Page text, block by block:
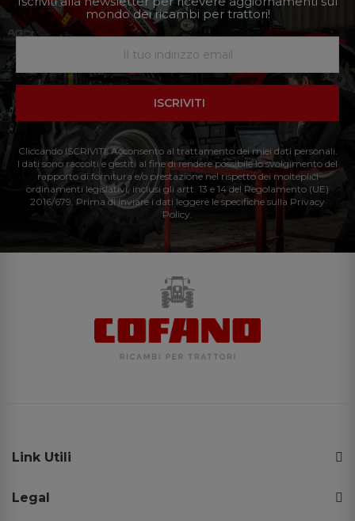
mondo dei ricambi per trattori!
ISCRIVITI
Cliccando ISCRIVITI: Acconsento al trattamento dei miei dati personali.
I dati sono raccolti e gestiti al fine di rendere possibile lo svolgimento del
rapporto di fornitura e/o prestazione nel rispetto dei molteplici
ordinamenti legislativi, inclusi gli artt. 13 e 14 del Regolamento (UE)
2016/679. Prima di inviare i dati leggere le specifiche sulla Privacy
Policy.
Link Utili
Legal